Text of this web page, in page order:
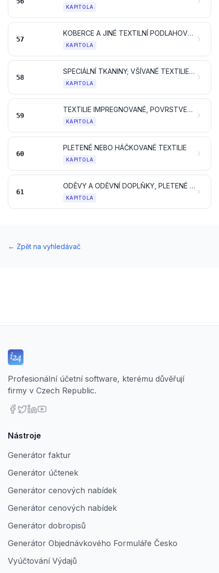
KAPITOLA
57
KOBERCE A JINÉ TEXTILNÍ PODLAHOVÉ KRYTINY
KAPITOLA
58
SPECIÁLNÍ TKANINY; VŠÍVANÉ TEXTILIE; KRAJKY; TAPISERIE; PRÝMKAŘSKÉ VÝROBKY; VÝŠIVKY
KAPITOLA
59
TEXTILIE IMPREGNOVANÉ, POVRSTVENÉ, POTAŽENÉ NEBO LAMINOVANÉ; TEXTILNÍ VÝROBKY VHODNÉ PRO PRŮMYSLOVÉ POUŽITÍ
KAPITOLA
60
PLETENÉ NEBO HÁČKOVANÉ TEXTILIE
KAPITOLA
61
ODĚVY A ODĚVNÍ DOPLŇKY, PLETENÉ NEBO HÁČKOVANÉ
KAPITOLA
← Zpět na vyhledávač
Profesionální účetní software, kterému důvěřují
firmy v Czech Republic.
Nástroje
Generátor faktur
Generátor účtenek
Generátor cenových nabídek
Generátor cenových nabídek
Generátor dobropisů
Generátor Objednávkového Formuláře Česko
Vyúčtování Výdajů